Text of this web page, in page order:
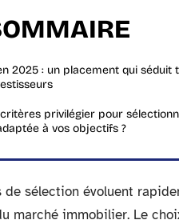
2025 : un placement qui séduit
privilégier pour
à vos objectifs ?
de sélection évoluent
marché immobilier. Le